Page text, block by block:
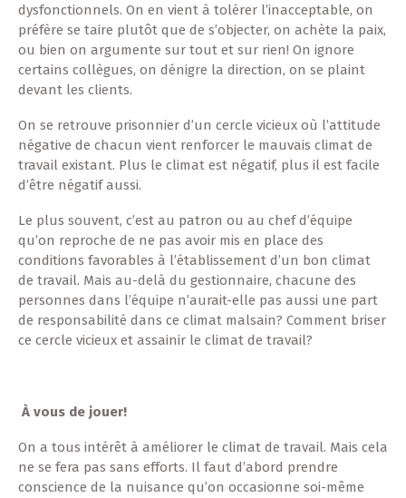
dysfonctionnels. On en vient à tolérer l’inacceptable, on
préfère se taire plutôt que de s’objecter, on achète la paix,
ou bien on argumente sur tout et sur rien! On ignore
certains collègues, on dénigre la direction, on se plaint
devant les clients.
On se retrouve prisonnier d’un cercle vicieux où l’attitude
négative de chacun vient renforcer le mauvais climat de
travail existant. Plus le climat est négatif, plus il est facile
d’être négatif aussi.
Le plus souvent, c’est au patron ou au chef d’équipe
qu’on reproche de ne pas avoir mis en place des
conditions favorables à l’établissement d’un bon climat
de travail. Mais au-delà du gestionnaire, chacune des
personnes dans l’équipe n’aurait-elle pas aussi une part
de responsabilité dans ce climat malsain? Comment briser
ce cercle vicieux et assainir le climat de travail?
À vous de jouer!
On a tous intérêt à améliorer le climat de travail. Mais cela
ne se fera pas sans efforts. Il faut d’abord prendre
conscience de la nuisance qu’on occasionne soi-même